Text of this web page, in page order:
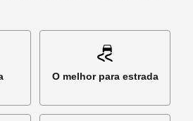
O melhor para estrada